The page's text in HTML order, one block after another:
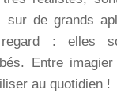
sur de grands
: elles
Entre
au quotidien !